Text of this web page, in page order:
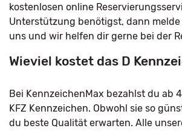
kostenlosen online
Unterstützung benötigst, dann
uns und wir helfen dir gerne bei der
Wieviel kostet das D
Bei KennzeichenMax bezahlst du ab
KFZ Kennzeichen. Obwohl sie so
du beste Qualität erwarten. Alle